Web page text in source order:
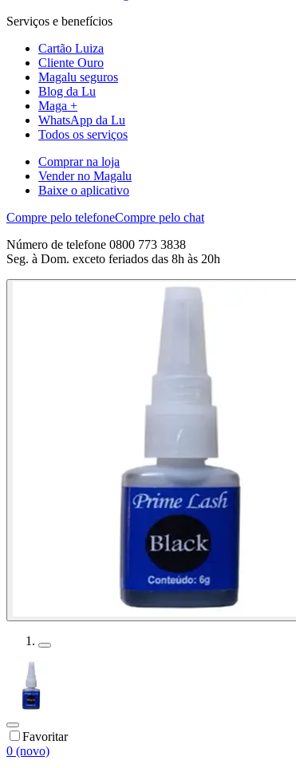
Serviços e benefícios
Cartão Luiza
Cliente Ouro
Magalu seguros
Blog da Lu
Maga +
WhatsApp da Lu
Todos os serviços
Comprar na loja
Vender no Magalu
Baixe o aplicativo
Compre pelo telefoneCompre pelo chat
Número de telefone 0800 773 3838
Seg. à Dom. exceto feriados das 8h às 20h
Favoritar
0 (novo)